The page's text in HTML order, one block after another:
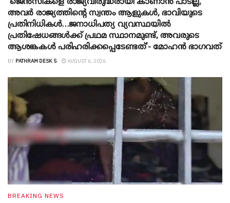
അവർ രാജ്യത്തിന്റെ സ്വന്തം ആളുകൾ, ഭാവിയുടെ
പ്രതിനിധികൾ…ജനാധിപത്യ വ്യവസ്ഥയിൽ
പ്രതിഷേധങ്ങൾക്ക് പ്രഥമ സ്ഥാനമുണ്ട്, അവരുടെ
ആശങ്കകൾ പരിഹരിക്കപ്പെടേണ്ടത്’- മോഹൻ ഭാ​ഗവത്
BY PATHRAM DESK 5 AUGUST 6, 2026
BREAKING NEWS